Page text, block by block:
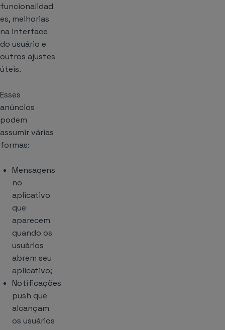
funcionalidad
es, melhorias
na interface
do usuário e
outros ajustes
úteis.
Esses
anúncios
podem
assumir várias
formas:
Mensagens
no
aplicativo
que
aparecem
quando os
usuários
abrem seu
aplicativo;
Notificações
push que
alcançam
os usuários